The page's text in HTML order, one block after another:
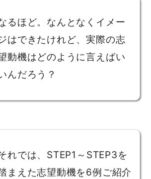
るほど。なんとなくイメー
はできたけれど、実際の志
動機はどのように言えばい
んだろう？
れでは、STEP1～STEP3を
まえた志望動機を6例ご紹介